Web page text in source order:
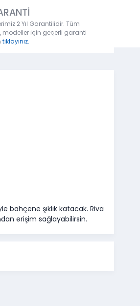
2 Yıl Garantilidir. Tüm
modeller için geçerli garanti
tıklayınız.
bahçene şıklık katacak. Riva
erişim sağlayabilirsin.